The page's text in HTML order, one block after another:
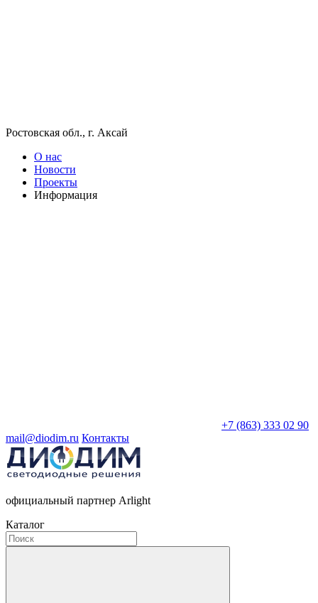
Ростовская обл., г. Аксай
О нас
Новости
Проекты
Информация
+7 (863) 333 02 90
mail@diodim.ru Контакты
официальный партнер Arlight
Каталог